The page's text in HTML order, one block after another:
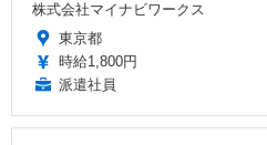
株式会社マイナビワークス
東京都
時給1,800円
派遣社員